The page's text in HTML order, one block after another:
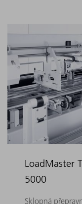
LoadMaster
5000
Sklopná